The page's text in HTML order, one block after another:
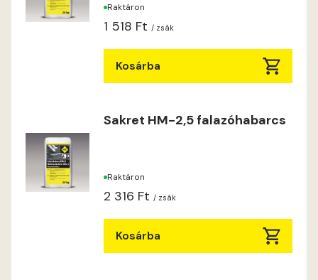
Raktáron
1 518 Ft / zsák
Kosárba
Sakret HM-2,5 falazóhabarcs
Raktáron
2 316 Ft / zsák
Kosárba